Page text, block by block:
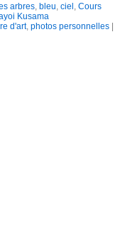
arbres bleu ciel Cours
Kusama
d'art, photos personnelles |